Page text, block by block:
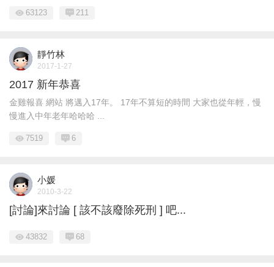
63123 211
靜竹林
2017-1-27
2017 新年恭喜
金雞報喜 網站 將邁入17年。 17年不算短的時間 大家也從年輕，慢
慢進入中年老年哈哈哈 ...
7519 6
小媛
2010-3-22
[討論]來討論 [ 該不該廢除死刑 ] 吧...
43832 68